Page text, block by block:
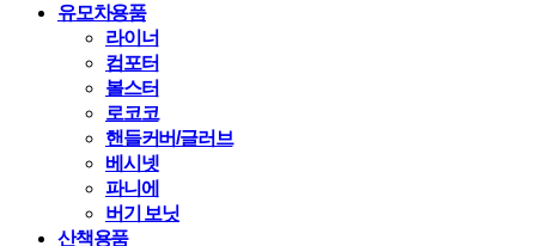
유모차용품
라이너
컴포터
볼스터
로코코
핸들커버/글러브
베시넷
파니에
버기 보닛
산책용품